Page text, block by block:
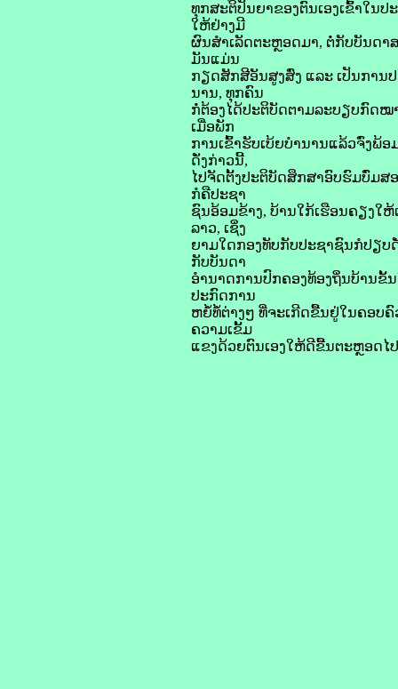
ທຸກສະຕິປັນຍາຂອງຕົນເອງເຂົ້າໃນ
ໃຫ້ຢ່າງມີ
ຜົນສໍາເລັດຕະຫຼອດມາ, ຕໍ່ກັບບັນດາ
ມັນແມ່ນ
ກຽດສັກສີອັນສູງສົ່ງ ແລະ ເປັນການ
ນານ, ທຸກຄົນ
ກໍ່ຕ້ອງໄດ້ປະຕິບັດຕາມລະບຽບກົດໝ
ເມື່ອພັກ
ການເຂົ້າຮັບເບ້ຍບໍານານແລ້ວຈົ່ງພ້
ດັ່ງກ່າວນີ້,
ໄປຈັດຕັ້ງປະຕິບັດສຶກສາອົບຮົມບົ່ມ
ກໍຄືປະຊາ
ຊົນອ້ອມຂ້າງ, ບ້ານໃກ້ເຮືອນຄຽງໃຫ້
ລາວ, ເຊິ່ງ
ຍາມໃດກອງທັບກັບປະຊາຊົນກໍປຽ
ກັບບັນດາ
ອໍານາດການປົກຄອງທ້ອງຖິ່ນບ້ານຂັ້
ປະກົດການ
ຫຍໍ້ທໍ້ຕ່າງໆ ທີ່ຈະເກີດຂື້ນຢູ່ໃນຄອບຄົ
ຄວາມເຂັ້ມ
ແຂງດ້ວຍຕົນເອງໃຫ້ດີຂື້ນຕະຫຼອດໄ